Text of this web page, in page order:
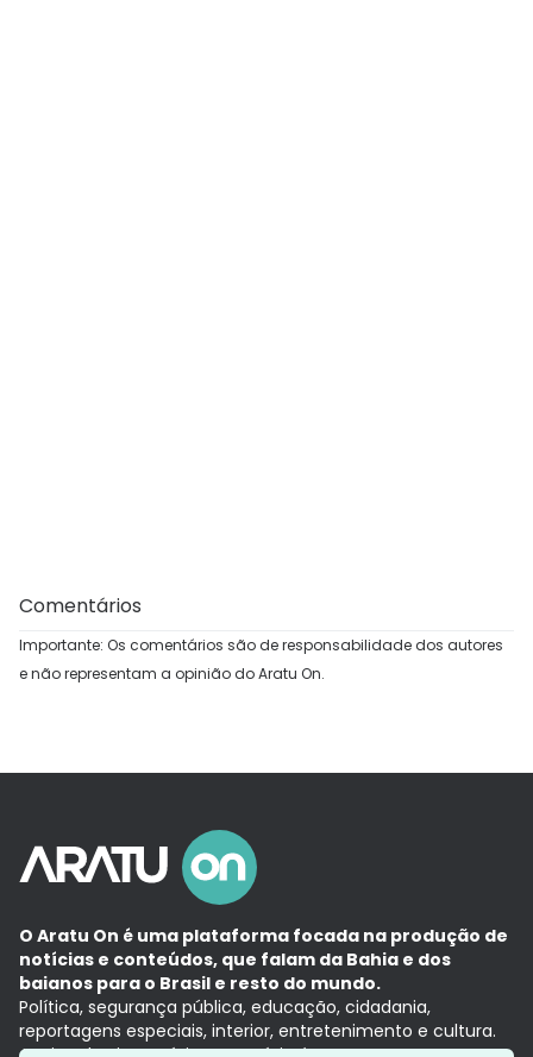
Comentários
Importante: Os comentários são de responsabilidade dos autores
e não representam a opinião do Aratu On.
O Aratu On é uma plataforma focada na produção de
notícias e conteúdos, que falam da Bahia e dos
baianos para o Brasil e resto do mundo.
Política, segurança pública, educação, cidadania,
reportagens especiais, interior, entretenimento e cultura.